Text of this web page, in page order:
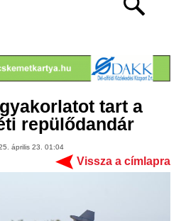
tart a
repülődandár
április 23. 01:04
Vissza a címlapra